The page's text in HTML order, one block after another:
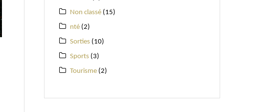
Non classé (15)
nté (2)
Sorties (10)
Sports (3)
Tourisme (2)